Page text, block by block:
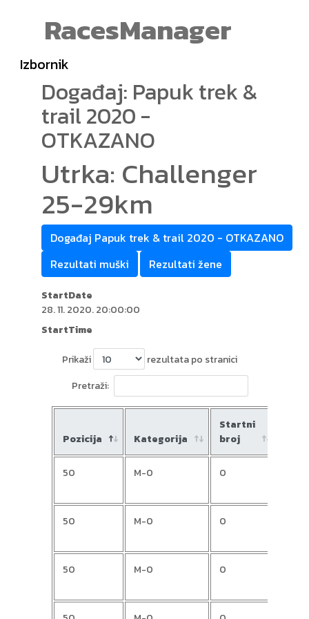
RacesManager
Izbornik
Događaj: Papuk trek &
trail 2020 -
OTKAZANO
Utrka: Challenger
25-29km
Događaj Papuk trek & trail 2020 - OTKAZANO
Rezultati muški
Rezultati žene
StartDate
28. 11. 2020. 20:00:00
StartTime
Prikaži
rezultata po stranici
Pretraži:
Pozicija Kategorija
Startni
broj
50 M-0 0
50 M-0 0
50 M-0 0